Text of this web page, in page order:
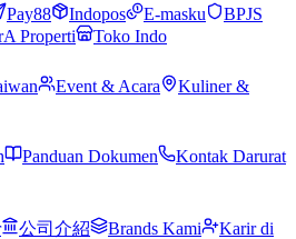
Pay88 Indopos E-masku
BPJS
Properti Toko Indo
Event & Acara
Kuliner &
Panduan Dokumen
Kontak Darurat
公司介紹 Brands Kami
Karir di